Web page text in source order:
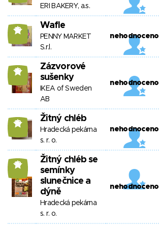
ERI BAKERY, a.s.
13 Wafle
PENNY MARKET
S.r.l.
nehodnoceno
13
Zázvorové
sušenky
IKEA of Sweden
AB
nehodnoceno
13 Žitný chléb
Hradecká pekárna
s. r. o.
nehodnoceno
13
Žitný chléb se
semínky
slunečnice a
dýně
Hradecká pekárna
s. r. o.
nehodnoceno